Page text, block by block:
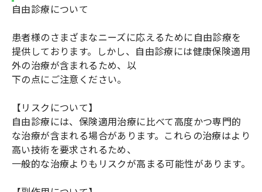
自由診療について
患者様のさまざまなニーズに応えるために自由診療を
提供しております。しかし、自由診療には健康保険適用
外の治療が含まれるため、以
下の点にご注意ください。
【リスクについて】
自由診療には、保険適用治療に比べて高度かつ専門的
な治療が含まれる場合があります。これらの治療はより
高い技術を要求されるため、
一般的な治療よりもリスクが高まる可能性があります。